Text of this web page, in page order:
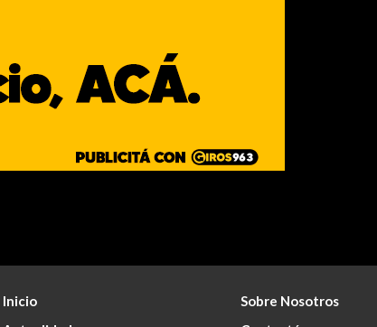
Inicio
Sobre Nosotros